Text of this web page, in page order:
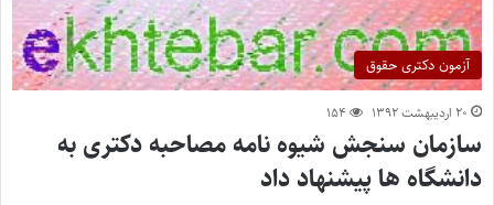
آزمون دکتری حقوق
۲۰ اردیبهشت ۱۳۹۲ ۱۵۴
سازمان سنجش شیوه نامه مصاحبه دکتری به
دانشگاه ها پیشنهاد داد